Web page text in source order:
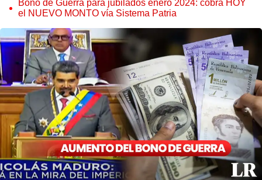
Bono de Guerra para jubilados enero 2024: cobra HOY
el NUEVO MONTO vía Sistema Patria